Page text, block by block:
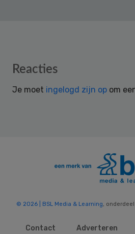
Reader
Reacties
Je moet ingelogd zijn op om
© 2026 | BSL Media & Learning,
Contact Adverteren